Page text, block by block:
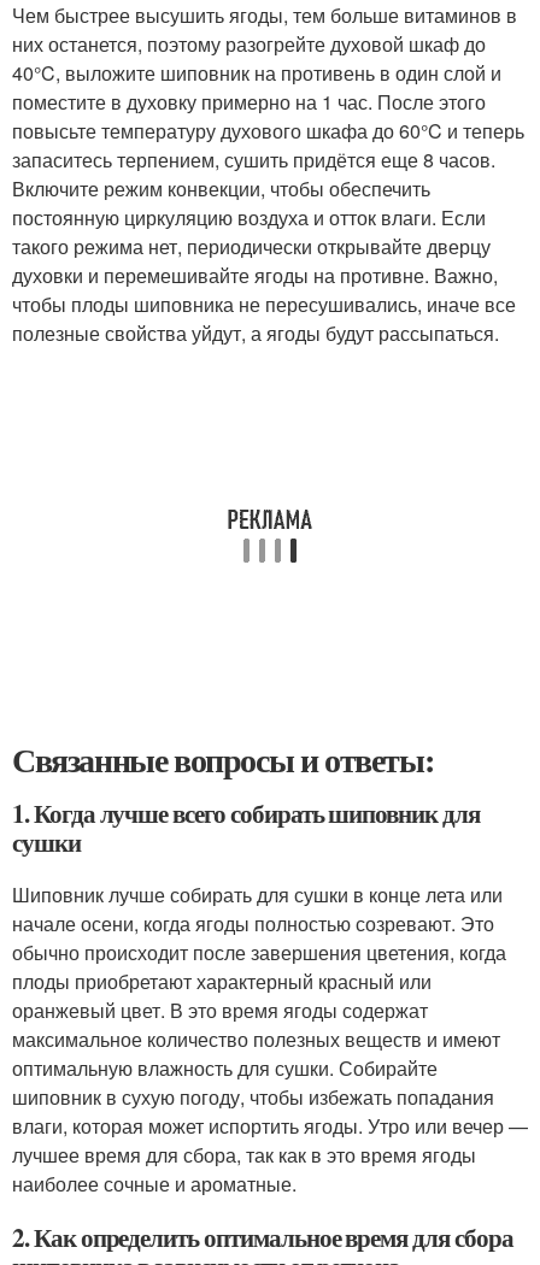
Чем быстрее высушить ягоды, тем больше витаминов в
них останется, поэтому разогрейте духовой шкаф до
40°C, выложите шиповник на противень в один слой и
поместите в духовку примерно на 1 час. После этого
повысьте температуру духового шкафа до 60°C и теперь
запаситесь терпением, сушить придётся еще 8 часов.
Включите режим конвекции, чтобы обеспечить
постоянную циркуляцию воздуха и отток влаги. Если
такого режима нет, периодически открывайте дверцу
духовки и перемешивайте ягоды на противне. Важно,
чтобы плоды шиповника не пересушивались, иначе все
полезные свойства уйдут, а ягоды будут рассыпаться.
Связанные вопросы и ответы:
1. Когда лучше всего собирать шиповник для
сушки
Шиповник лучше собирать для сушки в конце лета или
начале осени, когда ягоды полностью созревают. Это
обычно происходит после завершения цветения, когда
плоды приобретают характерный красный или
оранжевый цвет. В это время ягоды содержат
максимальное количество полезных веществ и имеют
оптимальную влажность для сушки. Собирайте
шиповник в сухую погоду, чтобы избежать попадания
влаги, которая может испортить ягоды. Утро или вечер —
лучшее время для сбора, так как в это время ягоды
наиболее сочные и ароматные.
2. Как определить оптимальное время для сбора